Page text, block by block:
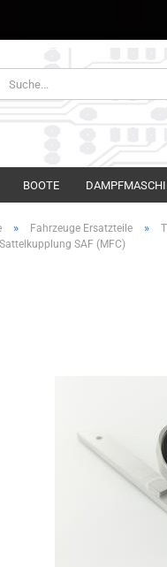
BOOTE
» Fahrzeuge Ersatzteile »
SAF (MFC)